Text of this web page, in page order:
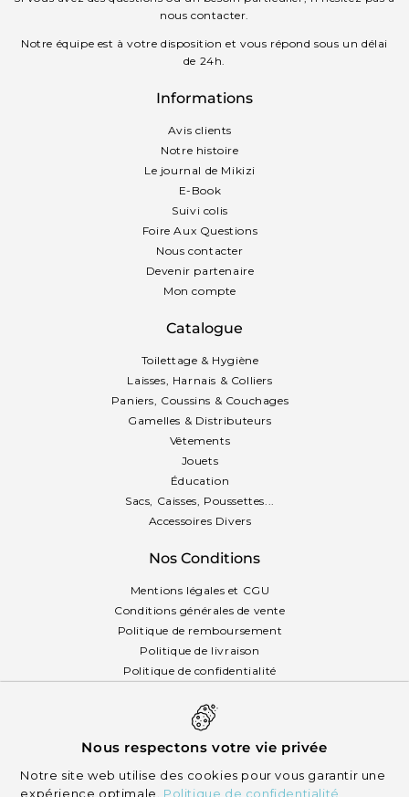
nous contacter.
Notre équipe est à votre disposition et vous répond sous un délai
de 24h.
Informations
Avis clients
Notre histoire
Le journal de Mikizi
E-Book
Suivi colis
Foire Aux Questions
Nous contacter
Devenir partenaire
Mon compte
Catalogue
Toilettage & Hygiène
Laisses, Harnais & Colliers
Paniers, Coussins & Couchages
Gamelles & Distributeurs
Vêtements
Jouets
Éducation
Sacs, Caisses, Poussettes...
Accessoires Divers
Nos Conditions
Mentions légales et CGU
Conditions générales de vente
Politique de remboursement
Politique de livraison
Politique de confidentialité
Français
Nous respectons votre vie privée
Notre site web utilise des cookies pour vous garantir une
expérience optimale.
Politique de confidentialité